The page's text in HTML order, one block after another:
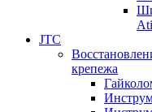
JTC
крепежа